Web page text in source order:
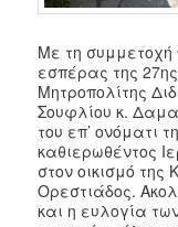
Με τη συμμετοχή
εσπέρας της
Μητροπολίτης
Σουφλίου κ.
του επ’ ονόματι
καθιερωθέντος
στον οικισμό
Ορεστιάδος.
και η ευλογία